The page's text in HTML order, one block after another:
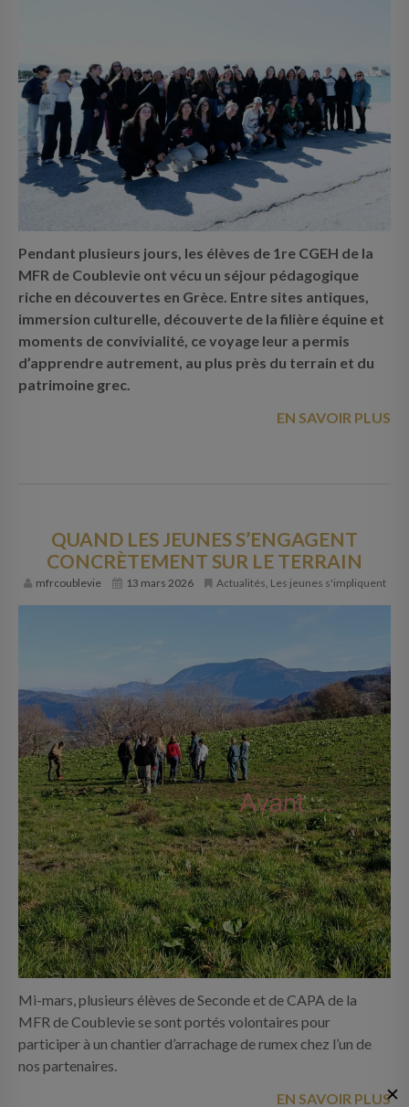
Pendant plusieurs jours, les élèves de 1re CGEH de la
MFR de Coublevie ont vécu un séjour pédagogique
riche en découvertes en Grèce. Entre sites antiques,
immersion culturelle, découverte de la filière équine et
moments de convivialité, ce voyage leur a permis
d’apprendre autrement, au plus près du terrain et du
patrimoine grec.
EN SAVOIR PLUS
QUAND LES JEUNES S’ENGAGENT
CONCRÈTEMENT SUR LE TERRAIN
mfrcoublevie 13 mars 2026 Actualités, Les jeunes s'impliquent
Mi-mars, plusieurs élèves de Seconde et de CAPA de la
MFR de Coublevie se sont portés volontaires pour
participer à un chantier d’arrachage de rumex chez l’un de
nos partenaires.
EN SAVOIR PLUS✕